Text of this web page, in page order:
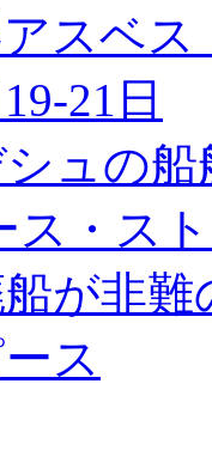
アスベ
21日
ュの
ス・ス
が非
ス